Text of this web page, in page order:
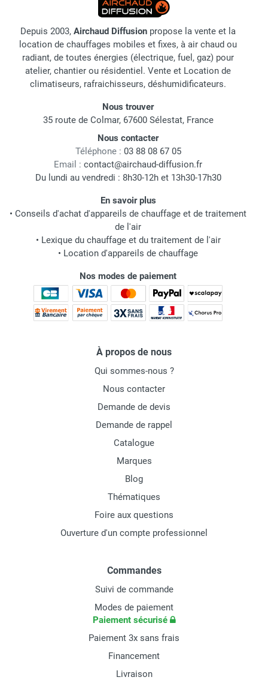
Depuis 2003, Airchaud Diffusion propose la vente et la
location de chauffages mobiles et fixes, à air chaud ou
radiant, de toutes énergies (électrique, fuel, gaz) pour
atelier, chantier ou résidentiel. Vente et Location de
climatiseurs, rafraichisseurs, déshumidificateurs.
Nous trouver
35 route de Colmar, 67600 Sélestat, France
Nous contacter
Téléphone : 03 88 08 67 05
Email : contact@airchaud-diffusion.fr
Du lundi au vendredi : 8h30-12h et 13h30-17h30
En savoir plus
• Conseils d'achat d'appareils de chauffage et de traitement
de l'air
• Lexique du chauffage et du traitement de l'air
• Location d'appareils de chauffage
Nos modes de paiement
À propos de nous
Qui sommes-nous ?
Nous contacter
Demande de devis
Demande de rappel
Catalogue
Marques
Blog
Thématiques
Foire aux questions
Ouverture d'un compte professionnel
Commandes
Suivi de commande
Modes de paiement
Paiement sécurisé
Paiement 3x sans frais
Financement
Livraison